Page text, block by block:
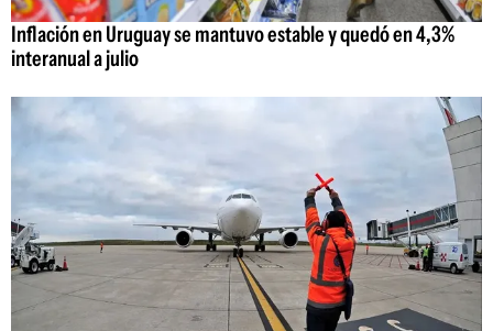
Inflación en Uruguay se mantuvo estable y quedó en 4,3%
interanual a julio